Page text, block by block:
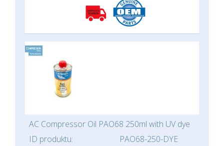
AC Compressor Oil PAO68 250ml with UV dye
ID produktu:
PAO68-250-DYE